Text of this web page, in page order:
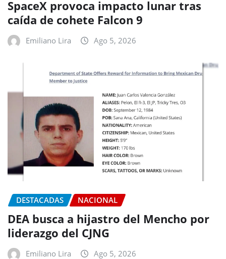
SpaceX provoca impacto lunar tras
caída de cohete Falcon 9
Emiliano Lira Ago 5, 2026
DESTACADAS NACIONAL
DEA busca a hijastro del Mencho por
liderazgo del CJNG
Emiliano Lira Ago 5, 2026